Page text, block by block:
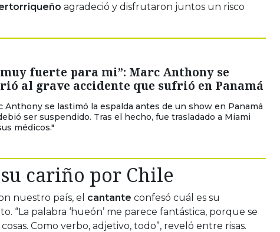
agradeció y disfrutaron juntos un risco
muy fuerte para mi”: Marc Anthony se
al grave accidente que sufrió en Panamá
Anthony se lastimó la espalda antes de un show en Panamá
ser suspendido. Tras el hecho, fue trasladado a Miami
médicos."
cariño por Chile
nuestro país, el cantante confesó cuál es su
“La palabra ‘hueón’ me parece fantástica, porque se
Como verbo, adjetivo, todo”, reveló entre risas.